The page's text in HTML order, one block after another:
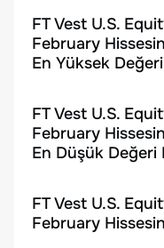
FT Vest U.S.
February
En Yüksek
FT Vest U.S.
February
En Düşük Değeri
FT Vest U.S.
February